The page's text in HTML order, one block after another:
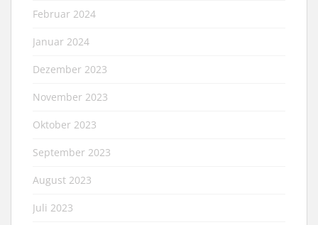
Februar 2024
Januar 2024
Dezember 2023
November 2023
Oktober 2023
September 2023
August 2023
Juli 2023